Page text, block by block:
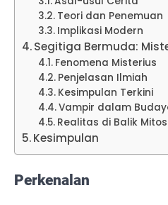
Teori dan Penemuan
Implikasi Modern
Segitiga Bermuda:
Fenomena Misterius
Penjelasan Ilmiah
Kesimpulan Terkini
Vampir dalam
Realitas di Balik Mitos
Kesimpulan
Perkenalan